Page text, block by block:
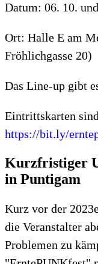
Datum: 06. 10.
Ort: Halle E am
Fröhlichgasse 20)
Das Line-up gibt
Eintrittskarten
https://bit.ly/
Kurzfristiger
in Puntigam
Kurz vor der
die Veranstalter
Problemen zu